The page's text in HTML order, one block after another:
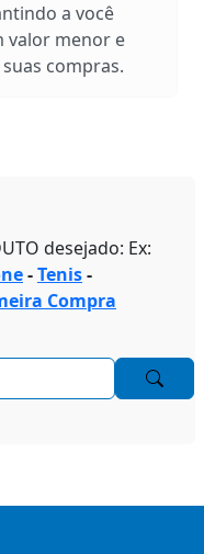
a você
valor menor e
compras.
desejado: Ex:
-Tenis-
Compra